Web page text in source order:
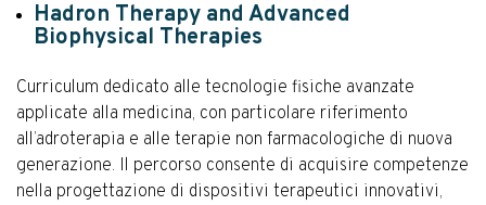
Hadron Therapy and Advanced
Biophysical Therapies
Curriculum dedicato alle tecnologie fisiche avanzate
applicate alla medicina, con particolare riferimento
all’adroterapia e alle terapie non farmacologiche di nuova
generazione. Il percorso consente di acquisire competenze
nella progettazione di dispositivi terapeutici innovativi,